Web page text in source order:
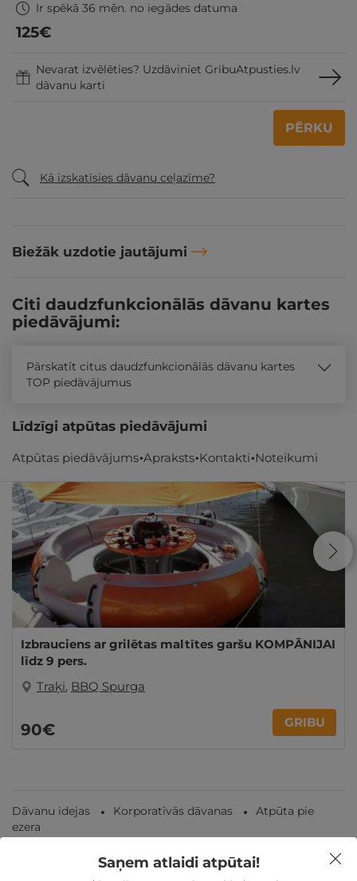
Ir spēkā 36 mēn. no iegādes datuma
125€
Nevarat izvēlēties? Uzdāviniet GribuAtpusties.lv
dāvanu karti
PĒRKU
Kā izskatīsies dāvanu ceļazīme?
Biežāk uzdotie jautājumi
Atpūtas piedāvājums Apraksts Kontakti Noteikumi
Citi daudzfunkcionālās dāvanu kartes
piedāvājumi:
Pārskatīt citus daudzfunkcionālās dāvanu kartes
TOP piedāvājumus
Līdzīgi atpūtas piedāvājumi
Izbrauciens ar grilētas maltītes garšu KOMPĀNIJAI
līdz 9 pers.
Traķi, BBQ Spurga
90€ GRIBU
Dāvanu idejas Korporatīvās dāvanas
Atpūta pie
ezera
Saņem atlaidi atpūtai!